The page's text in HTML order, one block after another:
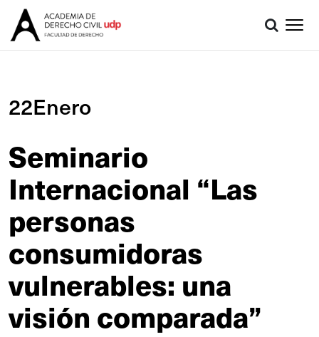
22Enero
Seminario
Internacional “Las
personas
consumidoras
vulnerables: una
visión comparada”